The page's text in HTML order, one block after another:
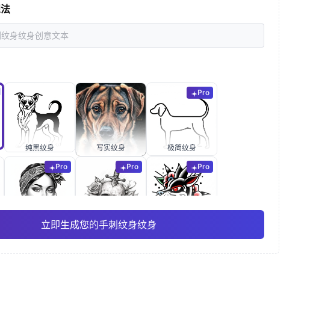
纯黑纹身 写实纹身
Pro
极简纹身
Pro
奇卡诺风格
Pro
素描风格
Pro
传统美式
立即生成您的手刺纹身纹身